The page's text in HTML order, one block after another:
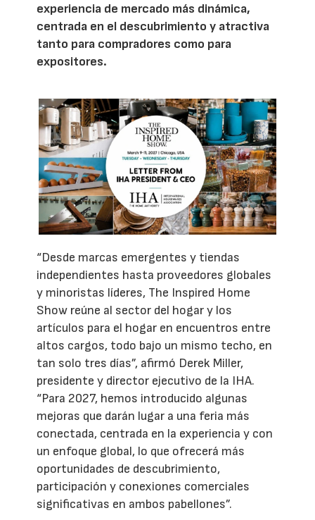
experiencia de mercado más dinámica,
centrada en el descubrimiento y atractiva
tanto para compradores como para
expositores.
“Desde marcas emergentes y tiendas
independientes hasta proveedores globales
y minoristas líderes, The Inspired Home
Show reúne al sector del hogar y los
artículos para el hogar en encuentros entre
altos cargos, todo bajo un mismo techo, en
tan solo tres días”, afirmó Derek Miller,
presidente y director ejecutivo de la IHA.
“Para 2027, hemos introducido algunas
mejoras que darán lugar a una feria más
conectada, centrada en la experiencia y con
un enfoque global, lo que ofrecerá más
oportunidades de descubrimiento,
participación y conexiones comerciales
significativas en ambos pabellones”.